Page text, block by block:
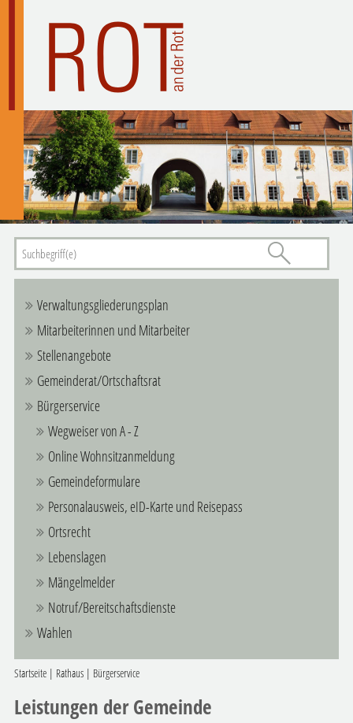
Verwaltungsgliederungsplan
Mitarbeiterinnen und Mitarbeiter
Stellenangebote
Gemeinderat/Ortschaftsrat
Bürgerservice
Wegweiser von A - Z
Online Wohnsitzanmeldung
Gemeindeformulare
Personalausweis, eID-Karte und Reisepass
Ortsrecht
Lebenslagen
Mängelmelder
Notruf/Bereitschaftsdienste
Wahlen
Startseite| Rathaus| Bürgerservice
Leistungen der Gemeinde